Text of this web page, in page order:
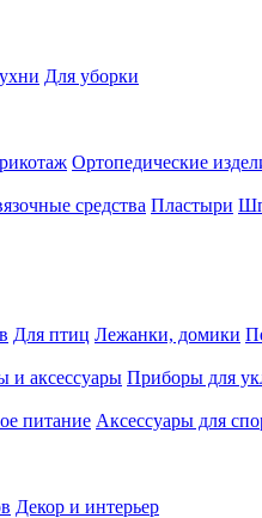
Для уборки
Ортопедические
средства Пластыри
Для птиц Лежанки, домики
и аксессуары Приборы для
питание Аксессуары для
Декор и интерьер